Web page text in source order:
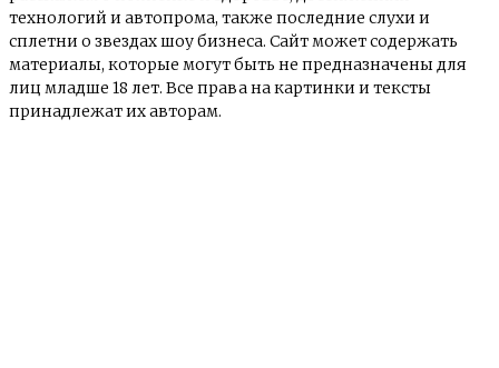
технологий и автопрома, также последние слухи и
сплетни о звездах шоу бизнеса. Сайт может содержать
материалы, которые могут быть не предназначены для
лиц младше 18 лет. Все права на картинки и тексты
принадлежат их авторам.